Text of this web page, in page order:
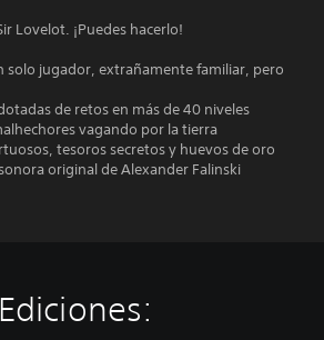
Lovelot. ¡Puedes hacerlo!
solo jugador, extrañamente familiar, pero
de retos en más de 40 niveles
vagando por la tierra
tesoros secretos y huevos de oro
original de Alexander Falinski
Ediciones: